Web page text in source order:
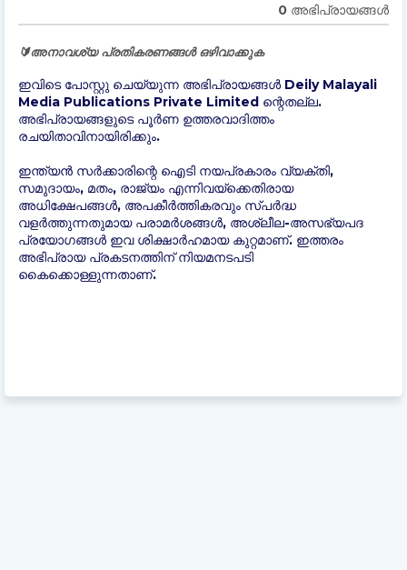
0 അഭിപ്രായങ്ങള്‍
🔰അനാവശ്യ പ്രതികരണങ്ങൾ ഒഴിവാക്കുക
ഇവിടെ പോസ്റ്റു ചെയ്യുന്ന അഭിപ്രായങ്ങൾ Deily Malayali
Media Publications Private Limited ന്റെതല്ല.
അഭിപ്രായങ്ങളുടെ പൂർണ ഉത്തരവാദിത്തം
രചയിതാവിനായിരിക്കും.
ഇന്ത്യന്‍ സർക്കാരിന്റെ ഐടി നയപ്രകാരം വ്യക്തി,
സമുദായം, മതം, രാജ്യം എന്നിവയ്ക്കെതിരായ
അധിക്ഷേപങ്ങൾ, അപകീർത്തികരവും സ്പർദ്ധ
വളർത്തുന്നതുമായ പരാമർശങ്ങൾ, അശ്ലീല-അസഭ്യപദ
പ്രയോഗങ്ങൾ ഇവ ശിക്ഷാർഹമായ കുറ്റമാണ്. ഇത്തരം
അഭിപ്രായ പ്രകടനത്തിന് നിയമനടപടി
കൈക്കൊള്ളുന്നതാണ്.